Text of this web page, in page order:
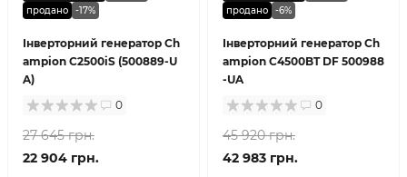
продано
-17%
Інверторний генератор Ch
ampion C2500iS (500889-U
A)
0
27 645 грн.
22 904 грн.
продано
-6%
Інверторний генератор Ch
ampion C4500BT DF 500988
-UA
0
45 920 грн.
42 983 грн.